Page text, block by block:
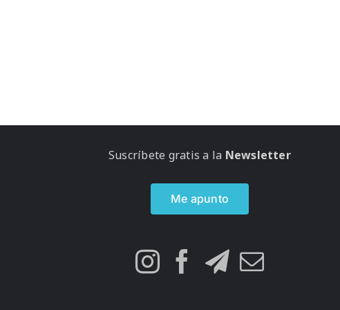
Suscríbete gratis a la Newsletter
Me apunto